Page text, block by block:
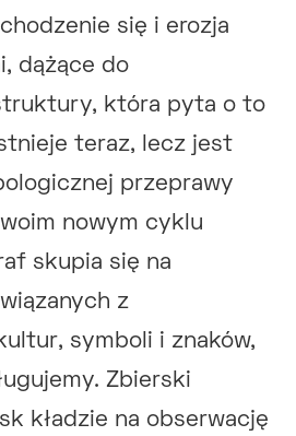
się i erozja
dążące do
która pyta o to
teraz, lecz jest
przeprawy
nowym cyklu
skupia się na
z
symboli i znaków,
Zbierski
kładzie na obserwację